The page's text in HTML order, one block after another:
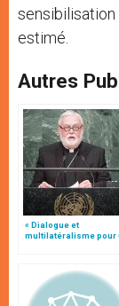
sensibilisation
estimé.
Autres
« Dialogue et
multilatéralisme pour